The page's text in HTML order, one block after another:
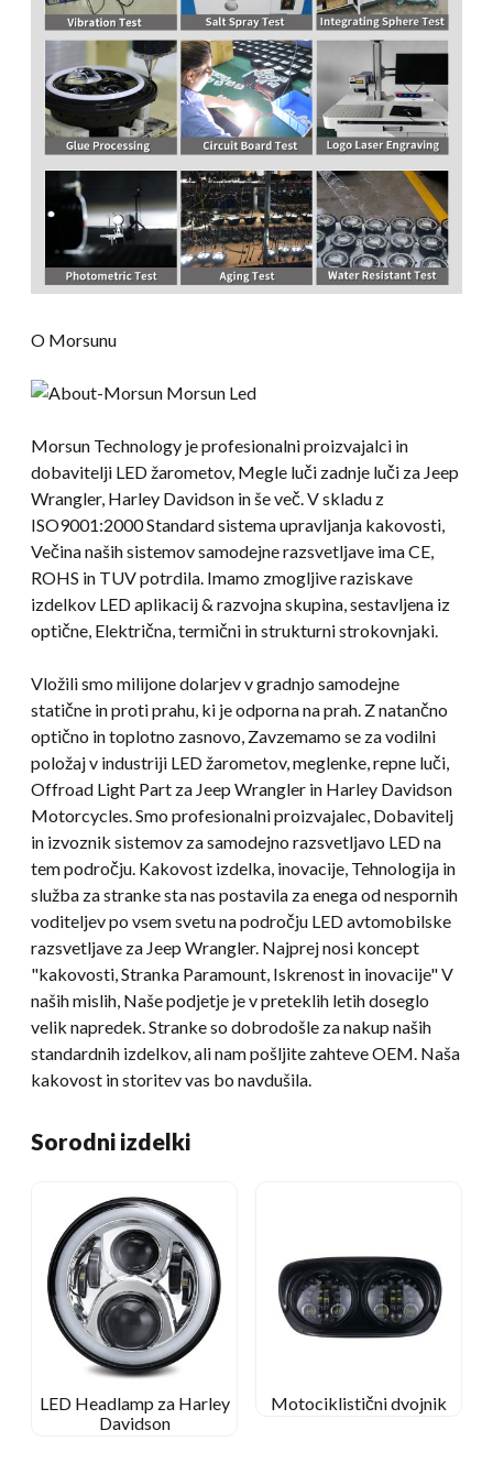
O Morsunu
Morsun Technology je profesionalni proizvajalci in
dobavitelji LED žarometov, Megle luči zadnje luči za Jeep
Wrangler, Harley Davidson in še več. V skladu z
ISO9001:2000 Standard sistema upravljanja kakovosti,
Večina naših sistemov samodejne razsvetljave ima CE,
ROHS in TUV potrdila. Imamo zmogljive raziskave
izdelkov LED aplikacij & razvojna skupina, sestavljena iz
optične, Električna, termični in strukturni strokovnjaki.
Vložili smo milijone dolarjev v gradnjo samodejne
statične in proti prahu, ki je odporna na prah. Z natančno
optično in toplotno zasnovo, Zavzemamo se za vodilni
položaj v industriji LED žarometov, meglenke, repne luči,
Offroad Light Part za Jeep Wrangler in Harley Davidson
Motorcycles. Smo profesionalni proizvajalec, Dobavitelj
in izvoznik sistemov za samodejno razsvetljavo LED na
tem področju. Kakovost izdelka, inovacije, Tehnologija in
služba za stranke sta nas postavila za enega od nespornih
voditeljev po vsem svetu na področju LED avtomobilske
razsvetljave za Jeep Wrangler. Najprej nosi koncept
"kakovosti, Stranka Paramount, Iskrenost in inovacije" V
naših mislih, Naše podjetje je v preteklih letih doseglo
velik napredek. Stranke so dobrodošle za nakup naših
standardnih izdelkov, ali nam pošljite zahteve OEM. Naša
kakovost in storitev vas bo navdušila.
Sorodni izdelki
LED Headlamp za Harley
Davidson
Motociklistični dvojnik